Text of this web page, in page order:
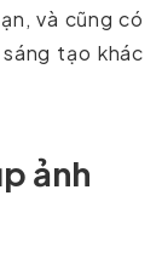
và cũng có
tạo khác
ảnh